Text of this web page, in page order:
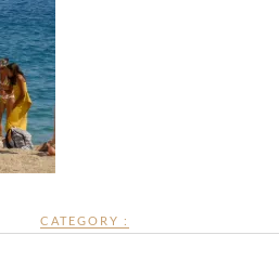
CATEGORY :